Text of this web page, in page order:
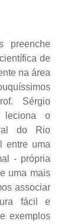
preenche
de
na área
Sérgio
leciona o
do Rio
entre uma
- própria
uma mais
associar
fácil e
exemplos